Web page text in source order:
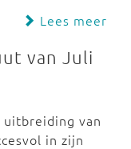
Lees meer
van Juli
van
in zijn